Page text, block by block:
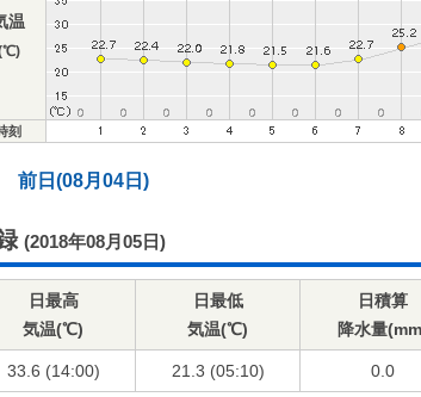
温
刻
前日(08月04日)
(2018年08月05日)
日最高
気温(℃)
日最低
気温(℃)
日積算
降水量
33.6 (14:00) 21.3 (05:10) 0.0